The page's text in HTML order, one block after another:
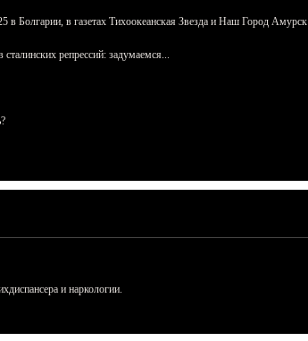
Болгарии, в газетах Тихоокеанская Звезда и Наш Город Амурск
репрессий: задумаемся...
и наркологии.